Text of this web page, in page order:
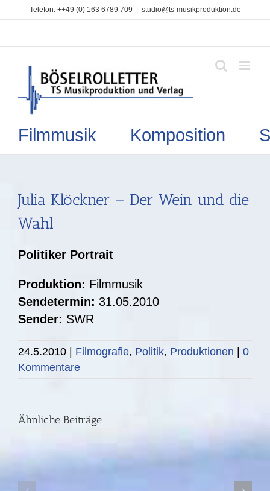
Telefon: ++49 (0) 163 6789 709 studio@ts-musikproduktion.de
Filmmusik Komposition
Julia Klöckner – Der Wein und die
Wahl
Politiker Portrait
Produktion: Filmmusik
Sendetermin: 31.05.2010
Sender: SWR
24.5.2010 | Filmografie, Politik, Produktionen | 0
Kommentare
Ähnliche Beiträge
DIE
STORY:
Jahre
der
Teure